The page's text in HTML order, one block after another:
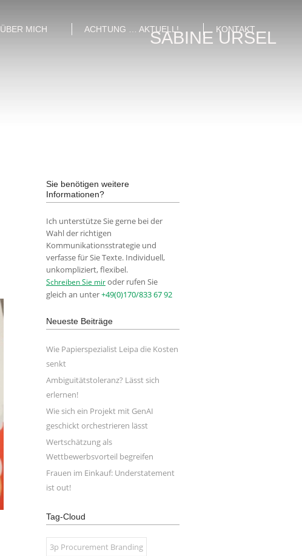
SABINE URSEL
ÜBER MICH ACHTUNG … AKTUELL!
KONTAKT
Sie benötigen weitere
Informationen?
Ich unterstütze Sie gerne bei der
Wahl der richtigen
Kommunikationsstrategie und
verfasse für Sie Texte. Individuell,
unkompliziert, flexibel.
Schreiben Sie miroder rufen Sie
gleich an unter+49(0)170/833 67 92
Neueste Beiträge
Wie Papierspezialist Leipa die Kosten
senkt
Ambiguitätstoleranz? Lässt sich
erlernen!
Wie sich ein Projekt mit GenAI
geschickt orchestrieren lässt
Wertschätzung als
Wettbewerbsvorteil begreifen
Frauen im Einkauf: Understatement
ist out!
Tag-Cloud
3p Procurement Branding